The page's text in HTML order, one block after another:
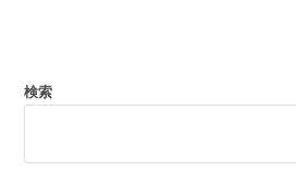
会
受
検索